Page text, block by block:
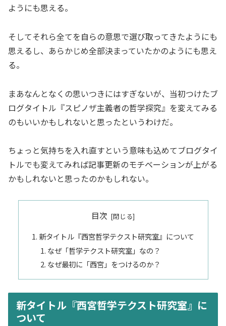
ようにも思える。
そしてそれら全てを自らの意思で選び取ってきたようにも
思えるし、あらかじめ全部決まっていたかのようにも思え
る。
まあなんとなくの思いつきにはすぎないが、当初つけたブ
ログタイトル『スピノザ主義者の哲学探究』を変えてみる
のもいいかもしれないと思ったというわけだ。
ちょっと気持ちを入れ直すという意味も込めてブログタイ
トルでも変えてみれば記事更新のモチベーションが上がる
かもしれないと思ったのかもしれない。
目次
新タイトル『西宮哲学テクスト研究室』について
なぜ「哲学テクスト研究室」なの？
なぜ最初に「西宮」をつけるのか？
新タイトル『西宮哲学テクスト研究室』に
ついて